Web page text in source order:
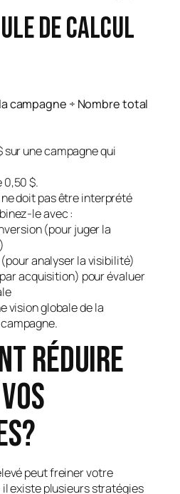
de calcul
campagne ÷ Nombre total
sur une campagne qui
0,50 $.
doit pas être interprété
le avec :
(pour juger la
analyser la visibilité)
acquisition) pour évaluer
vision globale de la
réduire
peut freiner votre
existe plusieurs stratégies